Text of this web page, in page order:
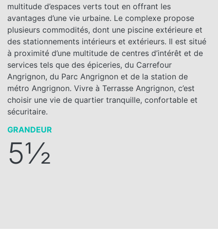
multitude d’espaces verts tout en offrant les
avantages d’une vie urbaine. Le complexe propose
plusieurs commodités, dont une piscine extérieure et
des stationnements intérieurs et extérieurs. Il est situé
à proximité d’une multitude de centres d’intérêt et de
services tels que des épiceries, du Carrefour
Angrignon, du Parc Angrignon et de la station de
métro Angrignon. Vivre à Terrasse Angrignon, c’est
choisir une vie de quartier tranquille, confortable et
sécuritaire.
GRANDEUR
5½